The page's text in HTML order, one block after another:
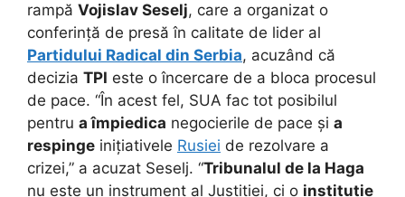
rampă Vojislav Seselj, care a organizat o
conferință de presă în calitate de lider al
Partidului Radical din Serbia, acuzând că
decizia TPI este o încercare de a bloca procesul
de pace. “În acest fel, SUA fac tot posibilul
pentru a împiedica negocierile de pace și a
respinge inițiativele Rusiei de rezolvare a
crizei,” a acuzat Seselj. “Tribunalul de la Haga
nu este un instrument al Justiției, ci o instituție